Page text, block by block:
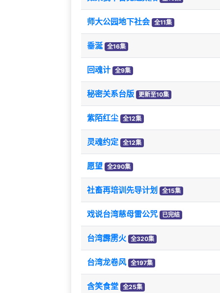
师大公园地下社会 全11集
垂涎 全16集
回魂计 全9集
秘密关系台版 更新至10集
紫陌红尘 全12集
灵魂约定 全12集
愿望 全290集
社畜再培训先导计划 全15集
戏说台湾慈母雷公咒 已完结
台湾霹雳火 全320集
台湾龙卷风 全197集
含笑食堂 全25集